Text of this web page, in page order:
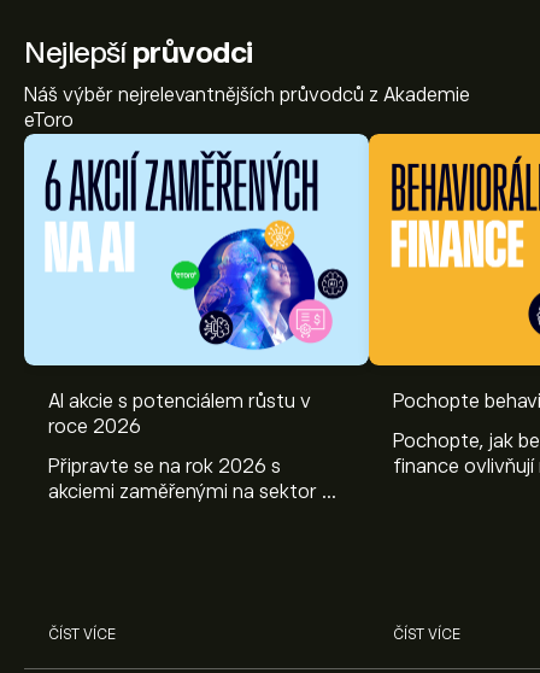
Nejlepšíprůvodci
Náš výběr nejrelevantnějších průvodců z Akademie
eToro
AI akcie s potenciálem růstu v
roce 2026
Připravte se na rok 2026 s
akciemi zaměřenými na sektor AI.
ČÍST VÍCE
Pochopte
Pochopte, jak
finance
ČÍST VÍCE